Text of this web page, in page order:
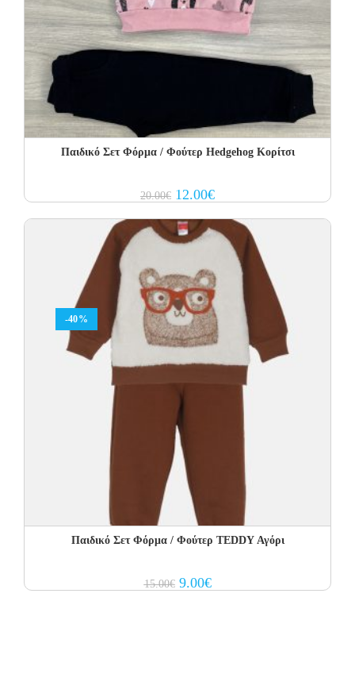
Παιδικό Σετ Φόρμα / Φούτερ Hedgehog Κορίτσι
20.00€ Original
price
20.00€.
12.00€Current
price
12.00€.
-40%
Παιδικό Σετ Φόρμα / Φούτερ TEDDY Αγόρι
15.00€ Original
price
9.00€Current
price